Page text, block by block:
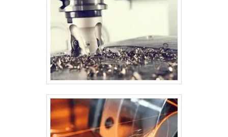
na atualidade.Ainda focando na qualidade em usinagem
de precisão, deve-se ter a exatidão em orçar com
empresas que prezam por produtos e serviços que
tenham ótima qualidade e assertividade, detalhes
primordiais que são deixados de lado por muitas
empresas que não focam na fidelização do
cliente.Existem muitas formas diferentes de
demonstrar conhecimento e autoridade em sua área
de atuação. Abaixo os motivos pelos quais a Polimatec
é a escolha certa quando pesquisar por usinagem
precisão: Comprometida com os serviços;